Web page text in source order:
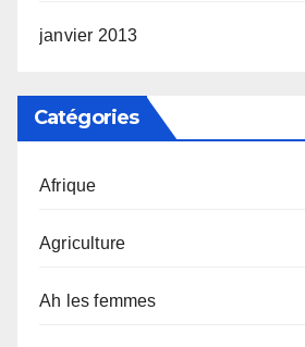
janvier 2013
Catégories
Afrique
Agriculture
Ah les femmes